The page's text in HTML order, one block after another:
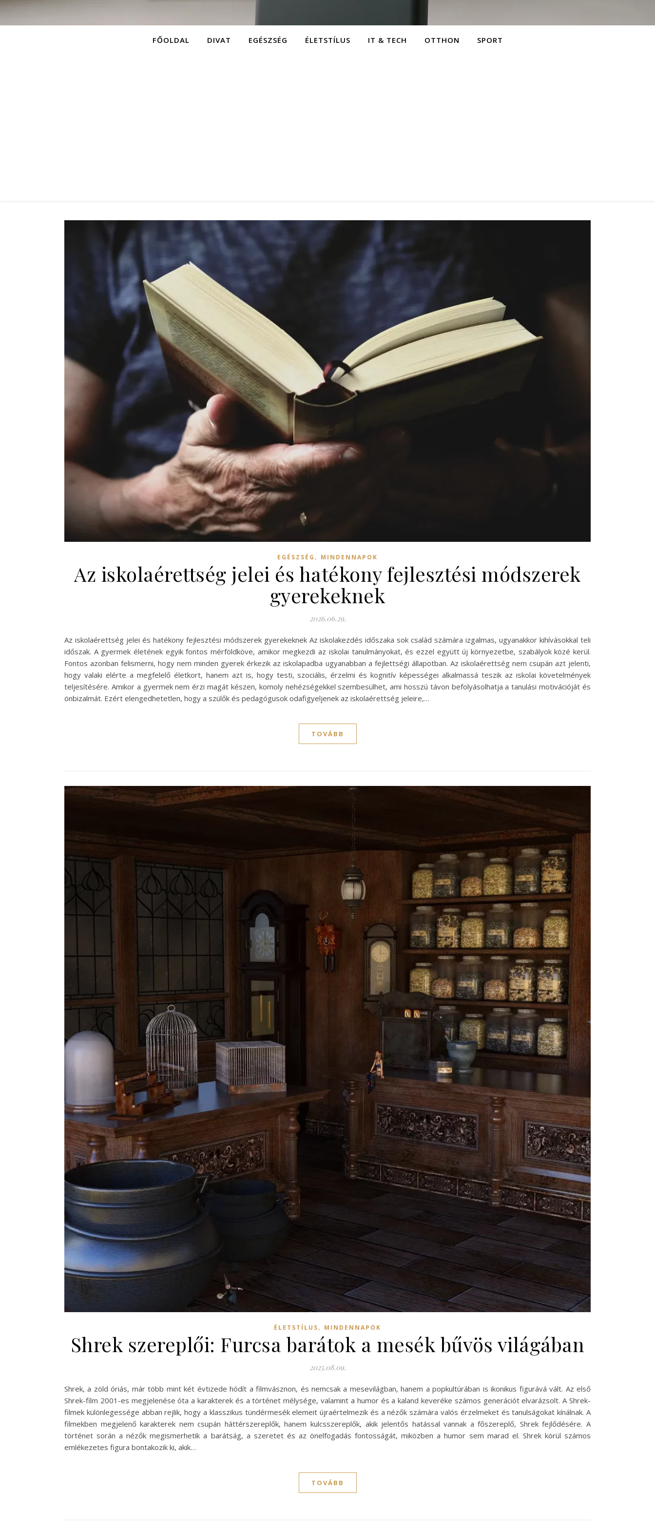
FŐOLDAL DIVAT EGÉSZSÉG ÉLETSTÍLUS IT & TECH OTTHON SPORT
EGÉSZSÉG , MINDENNAPOK
Az iskolaérettség jelei és hatékony fejlesztési módszerek
gyerekeknek
2026.06.29.
Az iskolaérettség jelei és hatékony fejlesztési módszerek gyerekeknek Az iskolakezdés időszaka sok család számára izgalmas, ugyanakkor kihívásokkal teli
időszak. A gyermek életének egyik fontos mérföldköve, amikor megkezdi az iskolai tanulmányokat, és ezzel együtt új környezetbe, szabályok közé kerül.
Fontos azonban felismerni, hogy nem minden gyerek érkezik az iskolapadba ugyanabban a fejlettségi állapotban. Az iskolaérettség nem csupán azt jelenti,
hogy valaki elérte a megfelelő életkort, hanem azt is, hogy testi, szociális, érzelmi és kognitív képességei alkalmassá teszik az iskolai követelmények
teljesítésére. Amikor a gyermek nem érzi magát készen, komoly nehézségekkel szembesülhet, ami hosszú távon befolyásolhatja a tanulási motivációját és
önbizalmát. Ezért elengedhetetlen, hogy a szülők és pedagógusok odafigyeljenek az iskolaérettség jeleire,…
TOVÁBB
ÉLETSTÍLUS, MINDENNAPOK
Shrek szereplői: Furcsa barátok a mesék bűvös világában
2025.08.09.
Shrek, a zöld óriás, már több mint két évtizede hódít a filmvásznon, és nemcsak a mesevilágban, hanem a popkultúrában is ikonikus figurává vált. Az első
Shrek-film 2001-es megjelenése óta a karakterek és a történet mélysége, valamint a humor és a kaland keveréke számos generációt elvarázsolt. A Shrek-
filmek különlegessége abban rejlik, hogy a klasszikus tündérmesék elemeit újraértelmezik és a nézők számára valós érzelmeket és tanulságokat kínálnak. A
filmekben megjelenő karakterek nem csupán háttérszereplők, hanem kulcsszereplők, akik jelentős hatással vannak a főszereplő, Shrek fejlődésére. A
történet során a nézők megismerhetik a barátság, a szeretet és az önelfogadás fontosságát, miközben a humor sem marad el. Shrek körül számos
emlékezetes figura bontakozik ki, akik…
TOVÁBB